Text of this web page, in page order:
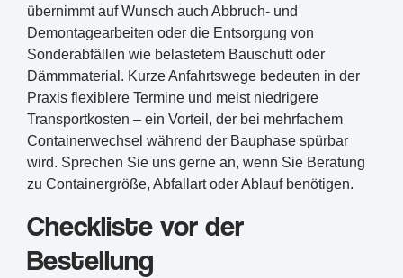
übernimmt auf Wunsch auch Abbruch- und
Demontagearbeiten oder die Entsorgung von
Sonderabfällen wie belastetem Bauschutt oder
Dämmmaterial. Kurze Anfahrtswege bedeuten in der
Praxis flexiblere Termine und meist niedrigere
Transportkosten – ein Vorteil, der bei mehrfachem
Containerwechsel während der Bauphase spürbar
wird. Sprechen Sie uns gerne an, wenn Sie Beratung
zu Containergröße, Abfallart oder Ablauf benötigen.
Checkliste vor der
Bestellung